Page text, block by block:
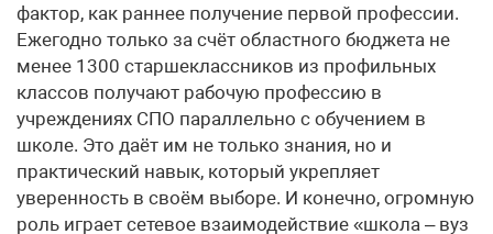
фактор, как раннее получение первой профессии.
Ежегодно только за счёт областного бюджета не
менее 1300 старшеклассников из профильных
классов получают рабочую профессию в
учреждениях СПО параллельно с обучением в
школе. Это даёт им не только знания, но и
практический навык, который укрепляет
уверенность в своём выборе. И конечно, огромную
роль играет сетевое взаимодействие «школа – вуз